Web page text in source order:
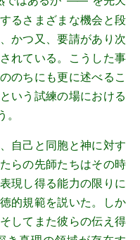
るさまざまな機会と段
かつ又、要請があり次
れている。こうした事
のちにも更に述べるこ
いう試練の場における
自己と同胞と神に対す
らの先師たちはその時
現し得る能力の限りに
的規範を説いた。しか
してまた彼らの伝え得